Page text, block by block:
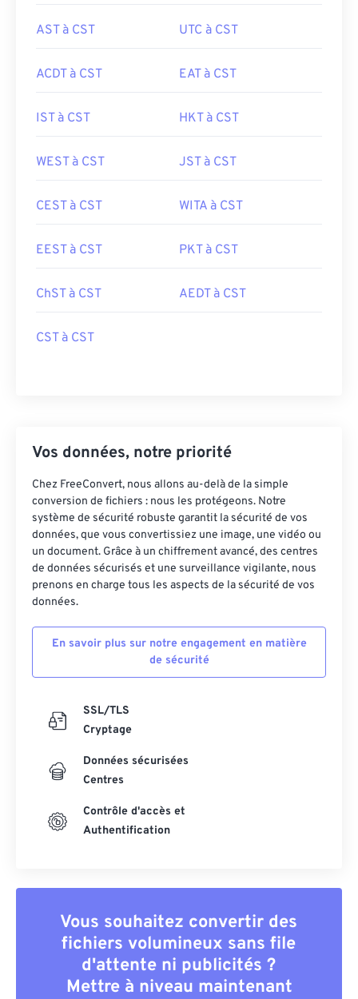
AST à CST UTC à CST
ACDT à CST EAT à CST
IST à CST HKT à CST
WEST à CST JST à CST
CEST à CST WITA à CST
EEST à CST PKT à CST
ChST à CST AEDT à CST
CST à CST
Vos données, notre priorité
Chez FreeConvert, nous allons au-delà de la simple
conversion de fichiers : nous les protégeons. Notre
système de sécurité robuste garantit la sécurité de vos
données, que vous convertissiez une image, une vidéo ou
un document. Grâce à un chiffrement avancé, des centres
de données sécurisés et une surveillance vigilante, nous
prenons en charge tous les aspects de la sécurité de vos
données.
En savoir plus sur notre engagement en matière
de sécurité
SSL/TLS
Cryptage
Données sécurisées
Centres
Contrôle d'accès et
Authentification
Vous souhaitez convertir des
fichiers volumineux sans file
d'attente ni publicités ?
Mettre à niveau maintenant